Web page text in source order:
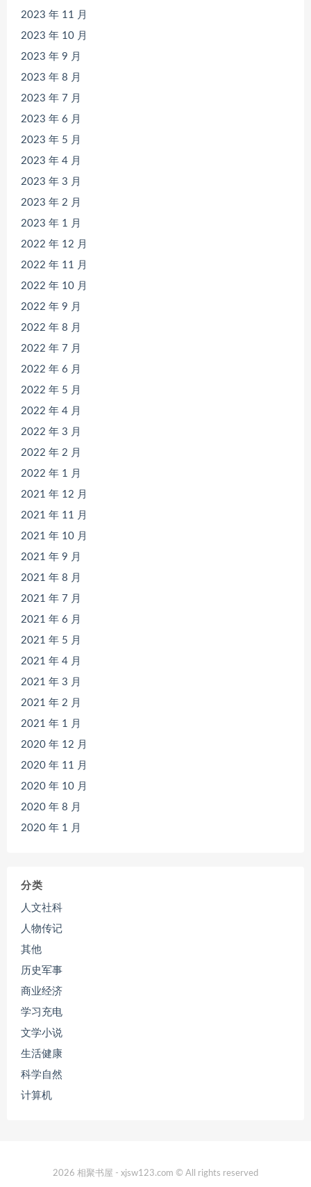
2023 年 11 月
2023 年 10 月
2023 年 9 月
2023 年 8 月
2023 年 7 月
2023 年 6 月
2023 年 5 月
2023 年 4 月
2023 年 3 月
2023 年 2 月
2023 年 1 月
2022 年 12 月
2022 年 11 月
2022 年 10 月
2022 年 9 月
2022 年 8 月
2022 年 7 月
2022 年 6 月
2022 年 5 月
2022 年 4 月
2022 年 3 月
2022 年 2 月
2022 年 1 月
2021 年 12 月
2021 年 11 月
2021 年 10 月
2021 年 9 月
2021 年 8 月
2021 年 7 月
2021 年 6 月
2021 年 5 月
2021 年 4 月
2021 年 3 月
2021 年 2 月
2021 年 1 月
2020 年 12 月
2020 年 11 月
2020 年 10 月
2020 年 8 月
2020 年 1 月
分类
人文社科
人物传记
其他
历史军事
商业经济
学习充电
文学小说
生活健康
科学自然
计算机
2026 相聚书屋 - xjsw123.com © All rights reserved